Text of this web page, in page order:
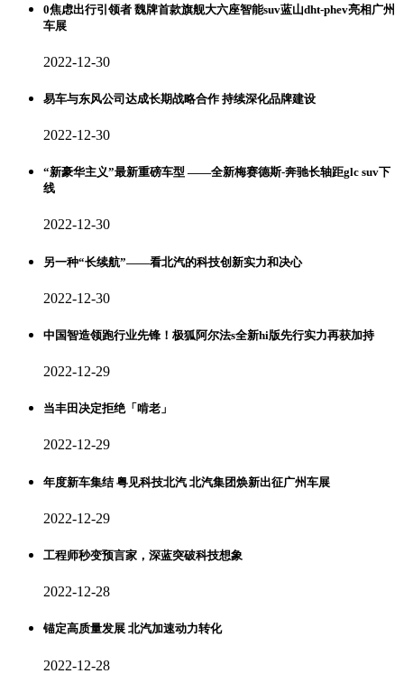
0焦虑出行引领者 魏牌首款旗舰大六座智能suv蓝山dht-phev亮相广州
车展
2022-12-30
易车与东风公司达成长期战略合作 持续深化品牌建设
2022-12-30
“新豪华主义”最新重磅车型 ——全新梅赛德斯-奔驰长轴距glc suv下
线
2022-12-30
另一种“长续航”——看北汽的科技创新实力和决心
2022-12-30
中国智造领跑行业先锋！极狐阿尔法s全新hi版先行实力再获加持
2022-12-29
当丰田决定拒绝「啃老」
2022-12-29
年度新车集结 粤见科技北汽 北汽集团焕新出征广州车展
2022-12-29
工程师秒变预言家，深蓝突破科技想象
2022-12-28
锚定高质量发展 北汽加速动力转化
2022-12-28